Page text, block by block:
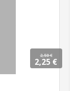
2,50 €
2,25 €